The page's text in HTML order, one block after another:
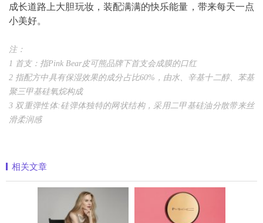
成长道路上大胆玩妆，装配满满的快乐能量，带来每天一点
小美好。
注：
1 首支：指Pink Bear皮可熊品牌下首支会成膜的口红
2 指配方中具有保湿效果的成分占比60%，由水、辛基十二醇、苯基
聚三甲基硅氧烷构成
3双重弹性体:硅弹体独特的网状结构，采用二甲基硅油分散带来丝
滑柔润感
相关文章